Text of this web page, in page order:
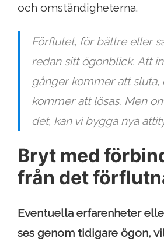
och omständigheterna.
Förflutet, för bättre eller
redan sitt ögonblick. Att
gånger kommer att sluta,
kommer att lösas. Men
det, kan vi bygga nya
Bryt med
från det
Eventuella erfarenheter
ses genom tidigare ögon,